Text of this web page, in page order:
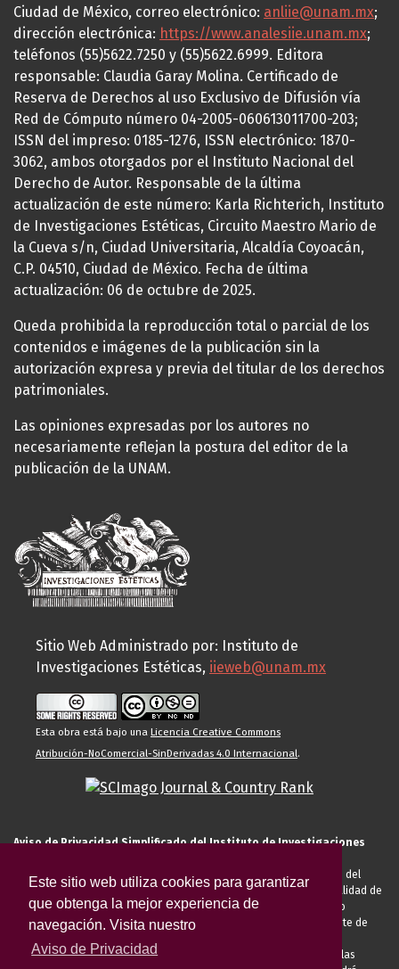
Este sitio web utiliza cookies para garantizar
que obtenga la mejor experiencia de
navegación. Visita nuestro
Aviso de Privacidad
Ciudad de México, correo electrónico: anliie@unam.mx;
dirección electrónica: https://www.analesiie.unam.mx;
teléfonos (55)5622.7250 y (55)5622.6999. Editora
responsable: Claudia Garay Molina. Certificado de
Reserva de Derechos al uso Exclusivo de Difusión vía
Red de Cómputo número 04-2005-060613011700-203;
ISSN del impreso: 0185-1276, ISSN electrónico: 1870-
3062, ambos otorgados por el Instituto Nacional del
Derecho de Autor. Responsable de la última
actualización de este número: Karla Richterich, Instituto
de Investigaciones Estéticas, Circuito Maestro Mario de
la Cueva s/n, Ciudad Universitaria, Alcaldía Coyoacán,
C.P. 04510, Ciudad de México. Fecha de última
actualización: 06 de octubre de 2025.
Queda prohibida la reproducción total o parcial de los
contenidos e imágenes de la publicación sin la
autorización expresa y previa del titular de los derechos
patrimoniales.
Las opiniones expresadas por los autores no
necesariamente reflejan la postura del editor de la
publicación de la UNAM.
Sitio Web Administrado por: Instituto de
Investigaciones Estéticas, iieweb@unam.mx
Esta obra está bajo una Licencia Creative Commons
Atribución-NoComercial-SinDerivadas 4.0 Internacional.
Aviso de Privacidad Simplificado del Instituto de Investigaciones
El Instituto de Investigaciones Estéticas de la UNAM, es responsable del
tratamiento de sus datos personales para el registro de usted en calidad de
alumno, docente, personal de la entidad académica, conferencista o
invitado externo (nacional o extranjero), visitante, proveedor o cliente de
anteriormente descritas u otras aquellas exigidas legalmente o por las